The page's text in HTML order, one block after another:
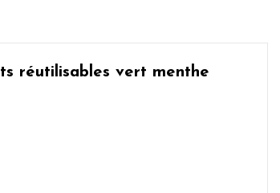
réutilisables vert menthe